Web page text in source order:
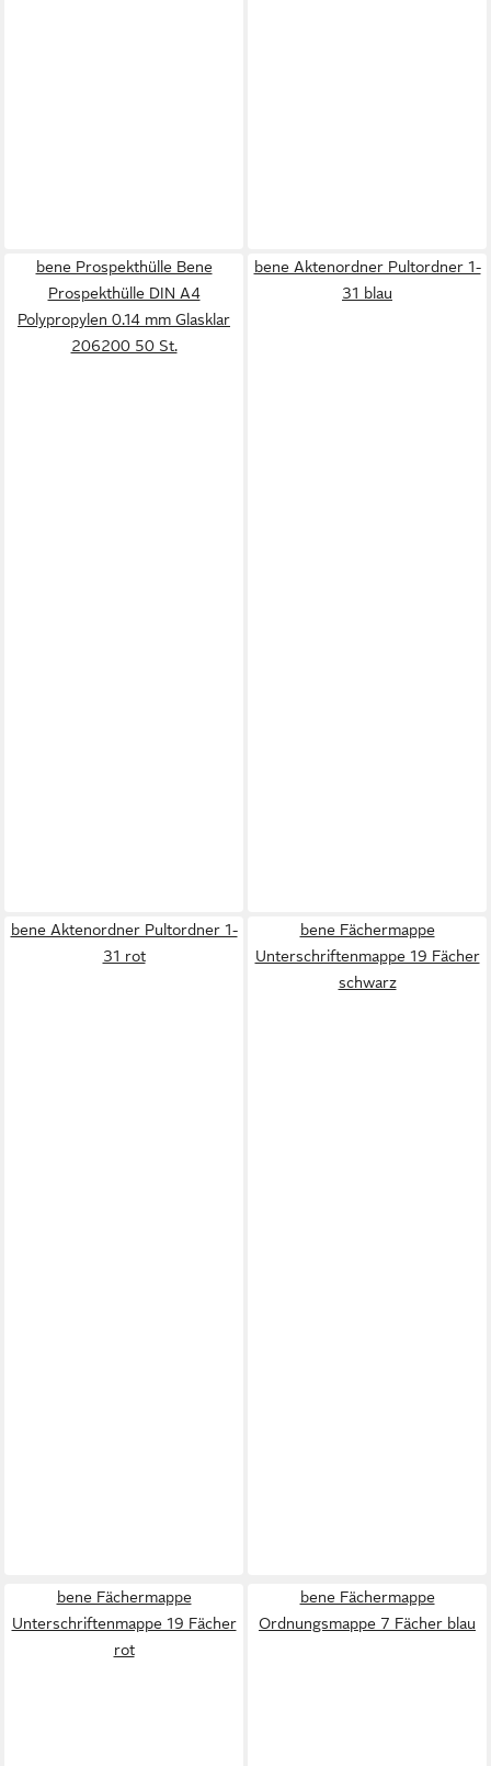
bene Prospekthülle Bene
Prospekthülle DIN A4
Polypropylen 0.14 mm Glasklar
206200 50 St.
bene Aktenordner Pultordner 1-
31 blau
bene Aktenordner Pultordner 1-
31 rot
bene Fächermappe
Unterschriftenmappe 19 Fächer
schwarz
bene Fächermappe
Unterschriftenmappe 19 Fächer
rot
bene Fächermappe
Ordnungsmappe 7 Fächer blau